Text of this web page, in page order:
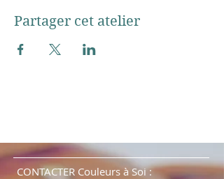
Partager cet atelier
CONTACTER Couleurs à Soi :